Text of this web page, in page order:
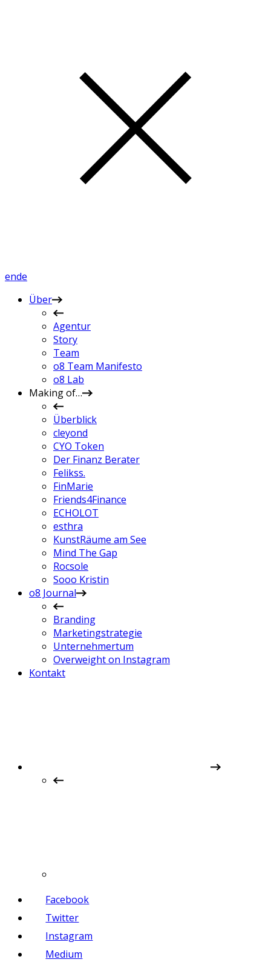
ende
Über
Agentur
Story
Team
o8 Team Manifesto
o8 Lab
Making of…
Überblick
cleyond
CYO Token
Der Finanz Berater
Felikss.
FinMarie
Friends4Finance
ECHOLOT
esthra
KunstRäume am See
Mind The Gap
Rocsole
Sooo Kristin
o8 Journal
Branding
Marketingstrategie
Unternehmertum
Overweight on Instagram
Kontakt
Facebook
Twitter
Instagram
Medium